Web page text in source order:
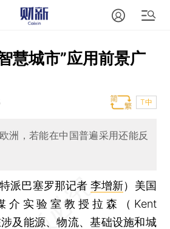
慧城市”应用前景广
T中
洲，若能在中国普遍采用还能反
特派巴塞罗那记者李增新） 美国
介实验室教授拉森（Kent
及能源、物流、基础设施和城